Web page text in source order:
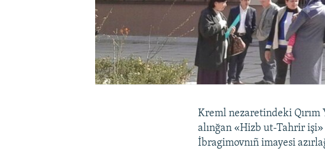
Kreml nezaretindeki Qırım
alınğan «Hizb ut-Tahrir
İbragimovnıñ imayesi